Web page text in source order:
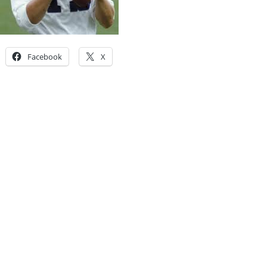
Facebook X